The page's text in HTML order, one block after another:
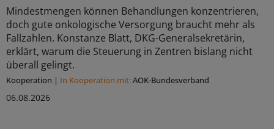
Mindestmengen können Behandlungen konzentrieren,
doch gute onkologische Versorgung braucht mehr als
Fallzahlen. Konstanze Blatt, DKG-Generalsekretärin,
erklärt, warum die Steuerung in Zentren bislang nicht
überall gelingt.
Kooperation | In Kooperation mit:AOK-Bundesverband
06.08.2026